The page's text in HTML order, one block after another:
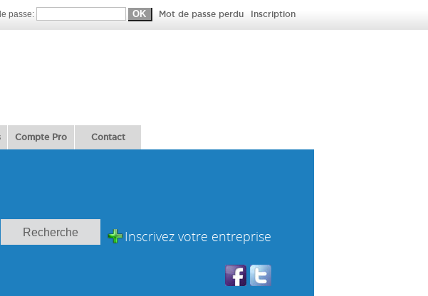
passe: Mot de passe perdu Inscription
Compte Pro Contact